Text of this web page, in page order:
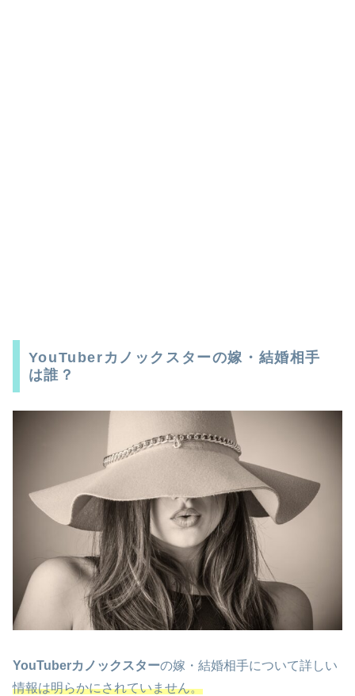
YouTuberカノックスターの嫁・結婚相手
は誰？
YouTuberカノックスターの嫁・結婚相手について詳しい
情報は明らかにされていません。